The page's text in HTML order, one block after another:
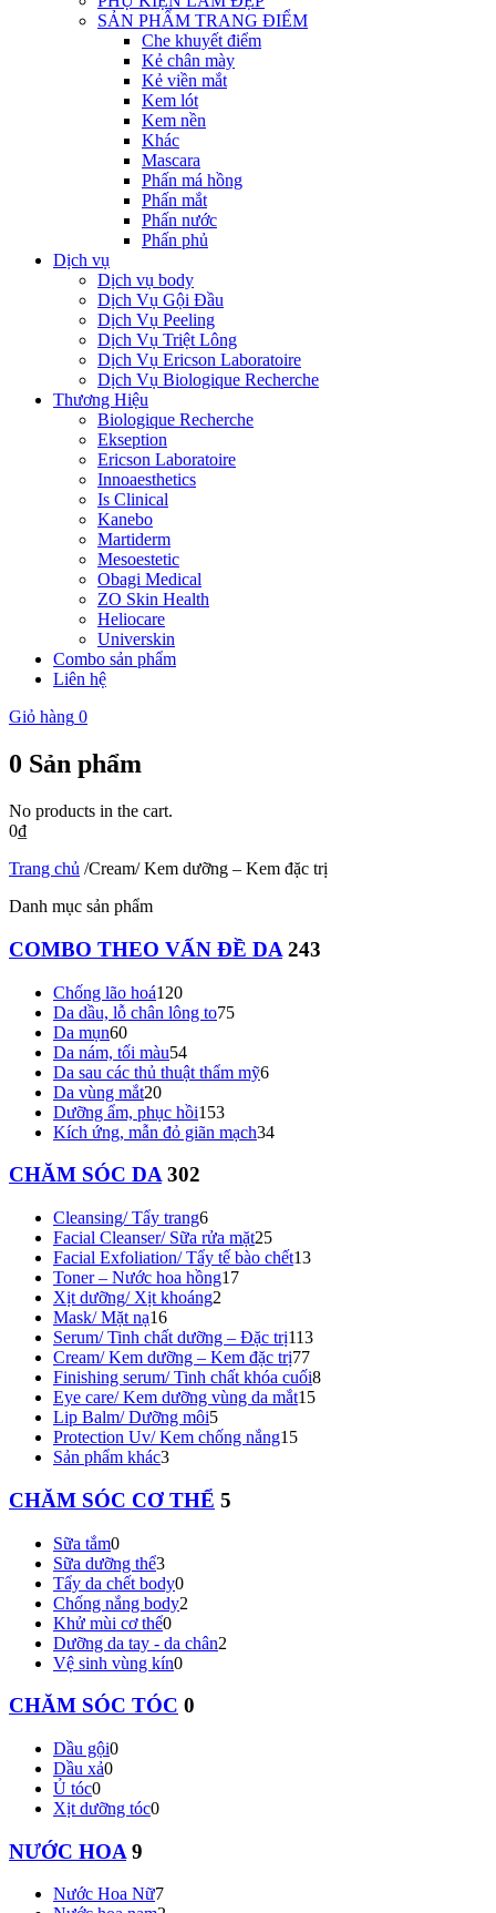
SẢN PHẨM TRANG ĐIỂM
Che khuyết điểm
Kẻ chân mày
Kẻ viền mắt
Kem lót
Kem nền
Khác
Mascara
Phấn má hồng
Phấn mắt
Phấn nước
Phấn phủ
Dịch vụ
Dịch vụ body
Dịch Vụ Gội Đầu
Dịch Vụ Peeling
Dịch Vụ Triệt Lông
Dịch Vụ Ericson Laboratoire
Dịch Vụ Biologique Recherche
Thương Hiệu
Biologique Recherche
Ekseption
Ericson Laboratoire
Innoaesthetics
Is Clinical
Kanebo
Martiderm
Mesoestetic
Obagi Medical
ZO Skin Health
Heliocare
Universkin
Combo sản phẩm
Liên hệ
Giỏ hàng 0
0 Sản phẩm
No products in the cart.
0₫
Trang chủ /Cream/ Kem dưỡng – Kem đặc trị
Danh mục sản phẩm
COMBO THEO VẤN ĐỀ DA 243
Chống lão hoá120
Da dầu, lỗ chân lông to75
Da mụn60
Da nám, tối màu54
Da sau các thủ thuật thẩm mỹ6
Da vùng mắt20
Dưỡng ẩm, phục hồi153
Kích ứng, mẫn đỏ giãn mạch34
CHĂM SÓC DA 302
Cleansing/ Tẩy trang6
Facial Cleanser/ Sữa rửa mặt25
Facial Exfoliation/ Tẩy tế bào chết13
Toner – Nước hoa hồng17
Xịt dưỡng/ Xịt khoáng2
Mask/ Mặt nạ16
Serum/ Tinh chất dưỡng – Đặc trị113
Cream/ Kem dưỡng – Kem đặc trị77
Finishing serum/ Tinh chất khóa cuối8
Eye care/ Kem dưỡng vùng da mắt15
Lip Balm/ Dưỡng môi5
Protection Uv/ Kem chống nắng15
Sản phẩm khác3
CHĂM SÓC CƠ THỂ 5
Sữa tắm0
Sữa dưỡng thể3
Tẩy da chết body0
Chống nắng body2
Khử mùi cơ thể0
Dưỡng da tay - da chân2
Vệ sinh vùng kín0
CHĂM SÓC TÓC 0
Dầu gội0
Dầu xả0
Ủ tóc0
Xịt dưỡng tóc0
NƯỚC HOA 9
Nước Hoa Nữ7